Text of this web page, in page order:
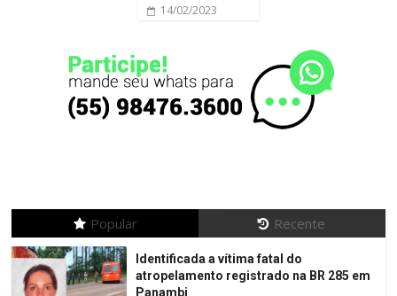
14/02/2023
Popular Recente
Identificada a vítima fatal do
atropelamento registrado na BR 285 em
Panambi